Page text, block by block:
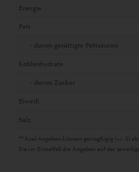
Energie
Fett
- davon gesättigte Fettsäuren
Kohlenhydrate
- davon Zucker
Eiweiß
Salz
** Kcal-Angaben können geringfügig (+/- 5)
Sie im Einzelfall die Angaben auf der